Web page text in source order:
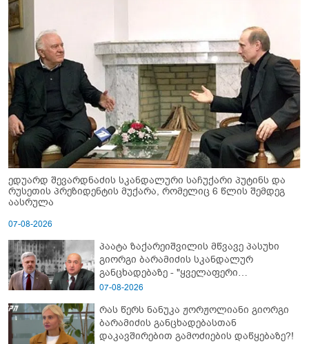
ედუარდ შევარდნაძის სკანდალური საჩუქარი პუტინს და
რუსეთის პრეზიდენტის მუქარა, რომელიც 6 წლის შემდეგ
აასრულა
07-08-2026
პაატა ზაქარეიშვილის მწვავე პასუხი
გიორგი ბარამიძის სკანდალურ
განცხადებაზე - "ყველაფერი
დეტალურად ვიცი... კამანში მოკლული
ბარამიძე კი ტყუის"
07-08-2026
რას წერს ნანუკა ჟორჟოლიანი გიორგი
ბარამიძის განცხადებასთან
დაკავშირებით გამოძიების დაწყებაზე?!